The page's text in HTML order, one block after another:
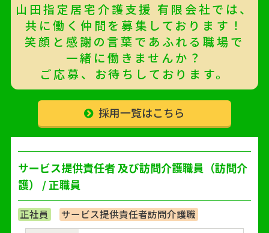
山田指定居宅介護支援 有限会社では、
共に働く仲間を募集しております！
笑顔と感謝の言葉であふれる職場で
一緒に働きませんか？
ご応募、お待ちしております。
採用一覧はこちら
サービス提供責任者 及び訪問介護職員（訪問介
護） / 正職員
正社員 サービス提供責任者訪問介護職